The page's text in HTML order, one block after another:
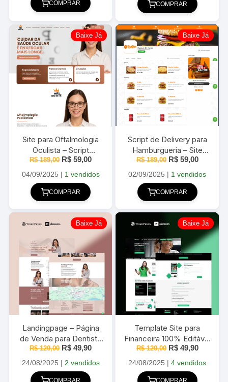
COMPRAR COMPRAR
Baixe Já
Site para Oftalmologia
Oculista – Script
Completo em
WordPress 2025
R$189,00 O
original
era:
R$ 189,00.
R$ 59,00O
atual
04/09/2025 | 1 vendidos
COMPRAR
Baixe Já
Script de Delivery para
Hamburgueria – Site
Completo em
WordPress 2025
R$189,00 O
original
era:
R$ 189,00.
R$59,00O
atual
02/09/2025 | 1 vendidos
COMPRAR
Baixe Já
Landingpage – Página
de Venda para Dentista
e Clinicas 100% Editável
2025
R$120,00 O
original
era:
R$ 120,00.
R$ 49,90O
atual
24/08/2025 | 2 vendidos
Baixe Já
Template Site para
Financeira 100% Editável
2025
R$120,00 O
original
era:
R$ 120,00.
R$49,90O
atual
24/08/2025 |4 vendidos